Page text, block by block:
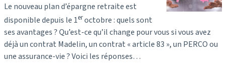
Le nouveau plan d’épargne retraite est
disponible depuis le 1eroctobre : quels sont
ses avantages ? Qu’est-ce qu’il change pour vous si vous avez
déjà un contrat Madelin, un contrat « article 83 », un PERCO ou
une assurance-vie ? Voici les réponses…